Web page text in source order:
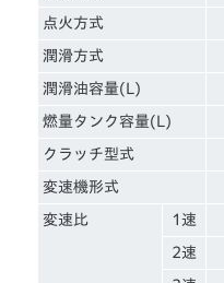
点火方式
潤滑方式
潤滑油容量(L)
燃量タンク容量(L)
クラッチ型式
変速機形式
変速比 1速
2速